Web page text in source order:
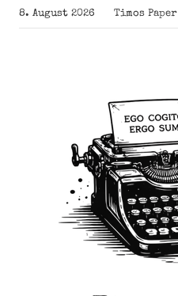
Zum
Inhalt
8. August 2026 Timos Paper